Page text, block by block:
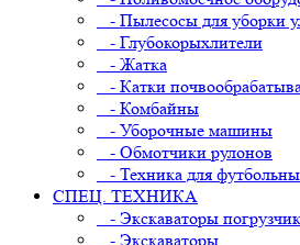
- Пылесосы для уборки
- Глубокорыхлители
- Жатка
- Катки
- Комбайны
- Уборочные машины
- Обмотчики рулонов
- Техника для
СПЕЦ. ТЕХНИКА
- Экскаваторы
- Экскаваторы